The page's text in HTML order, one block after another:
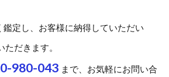
定し、お客様に納得していただい
だきます。
980-043 まで、お気軽にお問い合